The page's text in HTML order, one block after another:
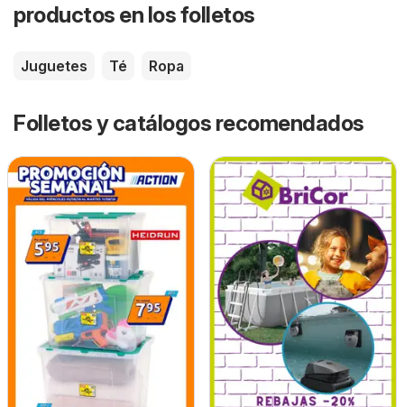
productos en los folletos
Juguetes Té Ropa
Folletos y catálogos recomendados